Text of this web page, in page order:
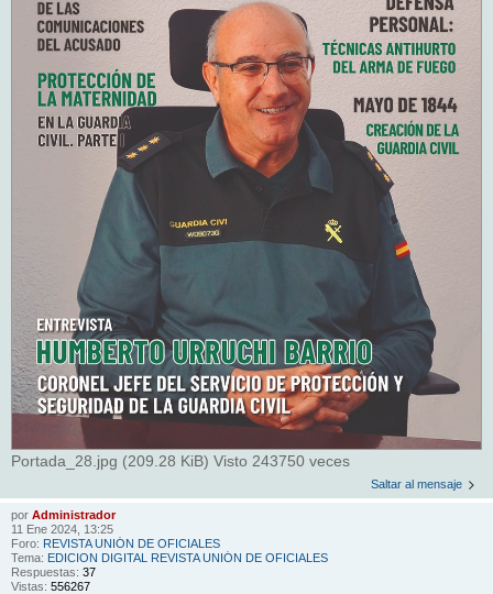
Portada_28.jpg (209.28 KiB) Visto 243750 veces
Saltar al mensaje
por Administrador
11 Ene 2024, 13:25
Foro: REVISTA UNIÓN DE OFICIALES
Tema: EDICION DIGITAL REVISTA UNIÓN DE OFICIALES
Respuestas: 37
Vistas: 556267